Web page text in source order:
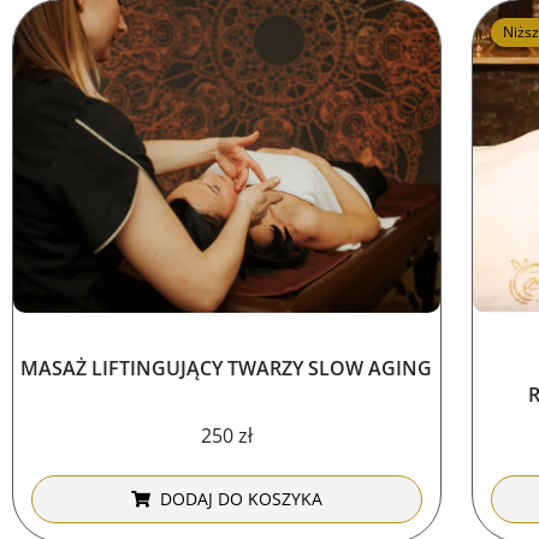
MASAŻ LIFTINGUJĄCY TWARZY SLOW AGING
250zł
DODAJ DO KOSZYKA